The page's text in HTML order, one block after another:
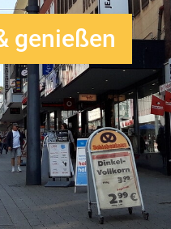
genießen